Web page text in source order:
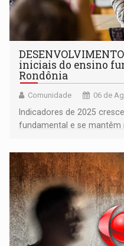
iniciais do ensino
Rondônia
Comunidade 06 de
Indicadores de 2025
fundamental e se mantêm